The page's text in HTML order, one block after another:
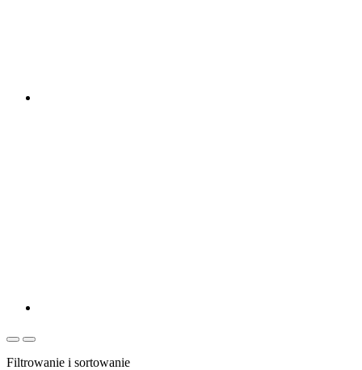
Filtrowanie i sortowanie